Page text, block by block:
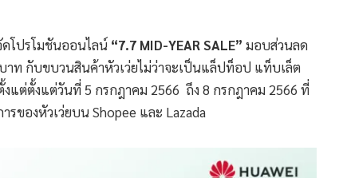
โปรโมชันออนไลน์ “7.7 MID-YEAR SALE” มอบส่วนลด
าท กับขบวนสินค้าหัวเว่ยไม่ว่าจะเป็นแล็ปท็อป แท็บเล็ต
ต่ตั้งแต่วันที่ 5 กรกฎาคม 2566 ถึง 8 กรกฎาคม 2566 ที่
รของหัวเว่ยบน Shopee และ Lazada